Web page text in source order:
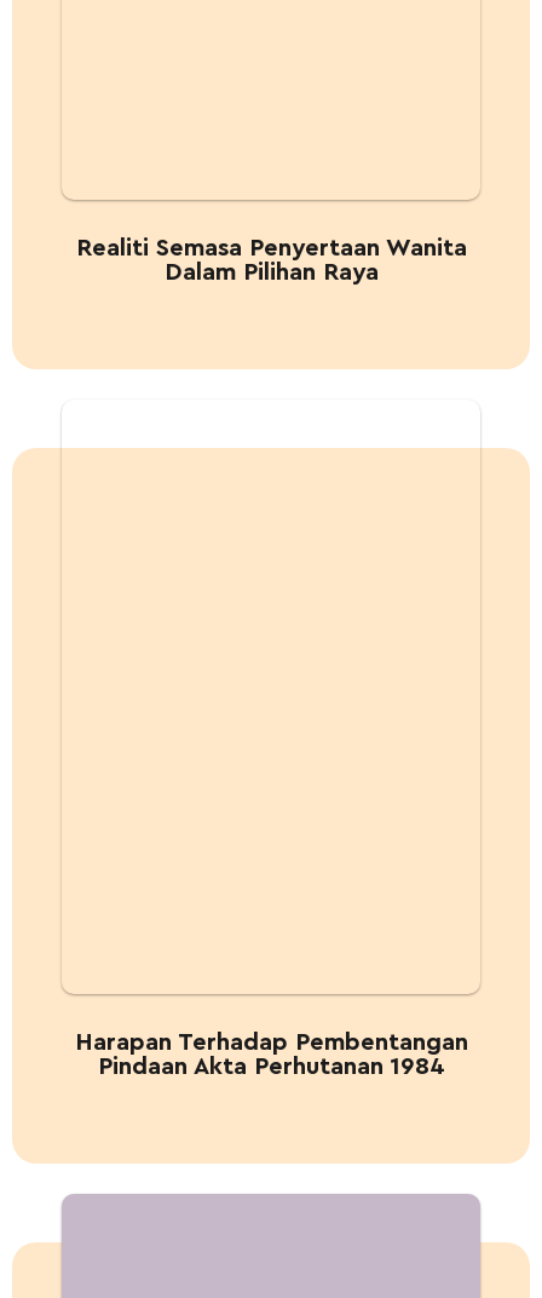
Realiti Semasa Penyertaan Wanita
Dalam Pilihan Raya
Harapan Terhadap Pembentangan
Pindaan Akta Perhutanan 1984